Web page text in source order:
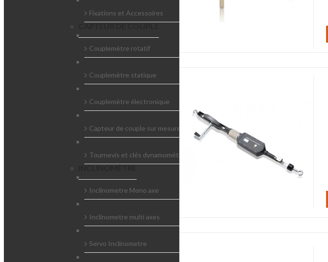
Fixations et Accessoires
Couplemètre rotatif
Couplemètre statique
Couplemètre électronique
Capteur de couple sur mesure
Tournevis et clés dynamométriques
Inclinometre Mono axe
Inclinometre multi axes
Servo Inclinometre